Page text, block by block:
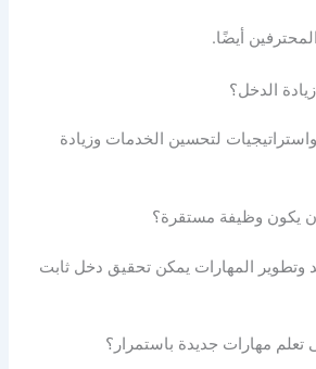
أيضًا.
الدخل؟
لتحسين الخدمات وزيادة
يكون وظيفة مستقرة؟
وتطوير المهارات يمكن تحقيق دخل ثابت
مهارات جديدة باستمرار؟